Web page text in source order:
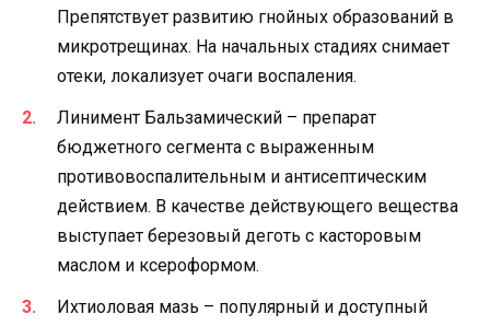
Препятствует развитию гнойных образований в
микротрещинах. На начальных стадиях снимает
отеки, локализует очаги воспаления.
Линимент Бальзамический – препарат
бюджетного сегмента с выраженным
противовоспалительным и антисептическим
действием. В качестве действующего вещества
выступает березовый деготь с касторовым
маслом и ксероформом.
Ихтиоловая мазь – популярный и доступный